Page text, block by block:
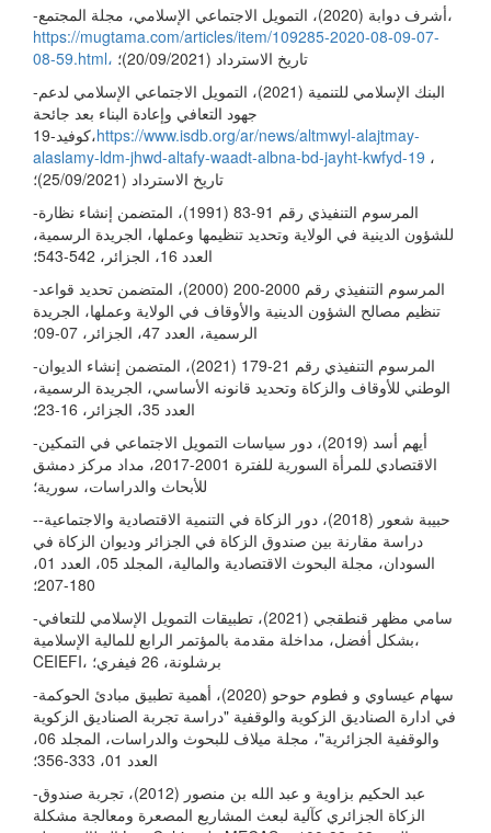
-أشرف دوابة (2020)، التمويل الاجتماعي الإسلامي، مجلة المجتمع،
https://mugtama.com/articles/item/109285-2020-08-09-07-
08-59.html،
تاريخ الاسترداد (20/09/2021)؛
-البنك الإسلامي للتنمية (2021)، التمويل الاجتماعي الإسلامي لدعم
جهود التعافي وإعادة البناء بعد جائحة
كوفيد-19،https://www.isdb.org/ar/news/altmwyl-alajtmay-
alaslamy-ldm-jhwd-altafy-waadt-albna-bd-jayht-kwfyd-19 ،
تاريخ الاسترداد (25/09/2021)؛
-المرسوم التنفيذي رقم 91-83 (1991)، المتضمن إنشاء نظارة
للشؤون الدينية في الولاية وتحديد تنظيمها وعملها، الجريدة الرسمية،
العدد 16، الجزائر، 542-543؛
-المرسوم التنفيذي رقم 2000-200 (2000)، المتضمن تحديد قواعد
تنظيم مصالح الشؤون الدينية والأوقاف في الولاية وعملها، الجريدة
الرسمية، العدد 47، الجزائر، 07-09؛
-المرسوم التنفيذي رقم 21-179 (2021)، المتضمن إنشاء الديوان
الوطني للأوقاف والزكاة وتحديد قانونه الأساسي، الجريدة الرسمية،
العدد 35، الجزائر، 16-23؛
-أيهم أسد (2019)، دور سياسات التمويل الاجتماعي في التمكين
الاقتصادي للمرأة السورية للفترة 2001-2017، مداد مركز دمشق
للأبحاث والدراسات، سورية؛
-حبيبة شعور (2018)، دور الزكاة في التنمية الاقتصادية والاجتماعية-
دراسة مقارنة بين صندوق الزكاة في الجزائر وديوان الزكاة في
السودان، مجلة البحوث الاقتصادية والمالية، المجلد 05، العدد 01،
180-207؛
-سامي مظهر قنطقجي (2021)، تطبيقات التمويل الإسلامي للتعافي
بشكل أفضل، مداخلة مقدمة بالمؤتمر الرابع للمالية الإسلامية،
CEIEFI، برشلونة، 26 فيفري؛
-سهام عيساوي و فطوم حوحو (2020)، أهمية تطبيق مبادئ الحوكمة
في ادارة الصناديق الزكوية والوقفية "دراسة تجربة الصناديق الزكوية
والوقفية الجزائرية"، مجلة ميلاف للبحوث والدراسات، المجلد 06،
العدد 01، 333-356؛
-عبد الحكيم بزاوية و عبد الله بن منصور (2012)، تجربة صندوق
الزكاة الجزائري كآلية لبعث المشاريع المصعرة ومعالجة مشكلة